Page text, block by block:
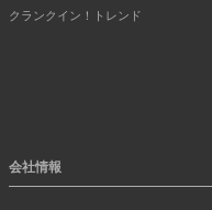
クランクイン！トレンド
会社情報